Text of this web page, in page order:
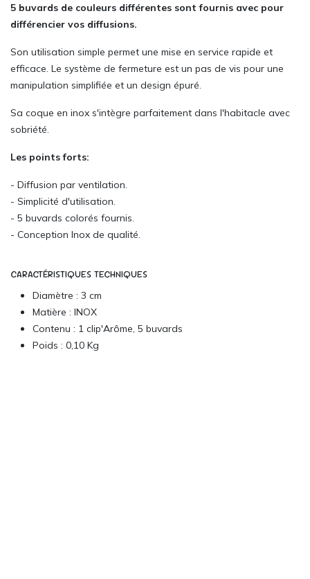
5 buvards de couleurs différentes sont fournis avec pour
différencier vos diffusions.
Son utilisation simple permet une mise en service rapide et
efficace. Le système de fermeture est un pas de vis pour une
manipulation simplifiée et un design épuré.
Sa coque en inox s'intègre parfaitement dans l'habitacle avec
sobriété.
Les points forts:
- Diffusion par ventilation.
- Simplicité d'utilisation.
- 5 buvards colorés fournis.
- Conception Inox de qualité.
CARACTÉRISTIQUES TECHNIQUES
Diamètre : 3 cm
Matière : INOX
Contenu : 1 clip'Arôme, 5 buvards
Poids : 0,10 Kg